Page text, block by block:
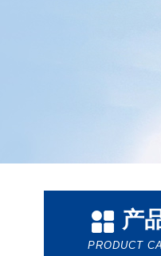
产
PRODUCT